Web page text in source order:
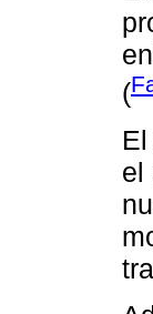
(
el